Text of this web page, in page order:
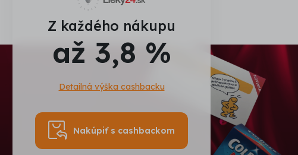
Z každého nákupu
až 3,8 %
Detailná výška cashbacku
Nakúpiť s cashbackom